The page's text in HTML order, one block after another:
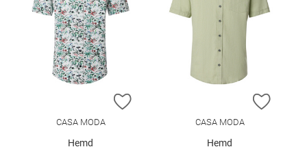
ZUR WUNSCHLISTE HINZUFÜGEN
CASA MODA
Hemd
ZUR
CASA MODA
Hemd